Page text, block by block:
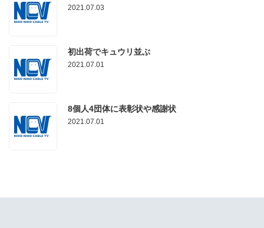
2021.07.03
初出荷でキュウリ並ぶ
2021.07.01
8個人4団体に表彰状や感謝状
2021.07.01